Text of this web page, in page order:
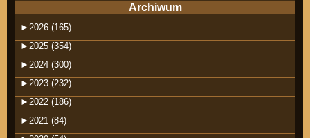
Archiwum
► 2026 (165)
► 2025 (354)
► 2024 (300)
► 2023 (232)
► 2022 (186)
► 2021 (84)